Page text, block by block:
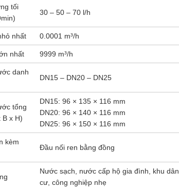
tối
30 – 50 – 70 l/h
nhất 0.0001 m³/h
nhất 9999 m³/h
danh
DN15 – DN20 – DN25
tổng
B x H)
DN15: 96 × 135 × 116 mm
DN20: 96 × 140 × 116 mm
DN25: 96 × 150 × 116 mm
kèm
Đầu nối ren bằng đồng
Nước sạch, nước cấp hộ gia đình, khu dân
cư, công nghiệp nhẹ